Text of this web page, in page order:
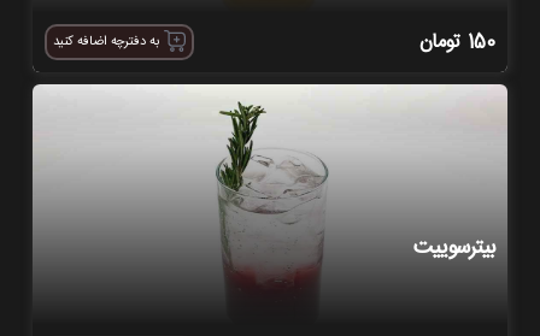
150 تومان به دفترچه اضافه کنید
بیترسوییت